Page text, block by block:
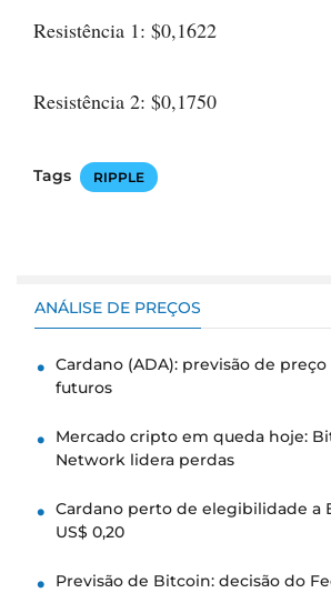
Resistência 1: $0,1622
Resistência 2: $0,1750
Tags RIPPLE
ANÁLISE DE PREÇOS
Cardano (ADA): previsão de
futuros
Mercado cripto em queda hoje:
Network lidera perdas
Cardano perto de elegibilidade a
US$ 0,20
Previsão de Bitcoin: decisão do